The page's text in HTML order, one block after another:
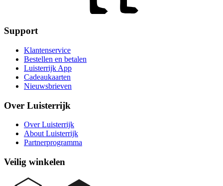
Support
Klantenservice
Bestellen en betalen
Luisterrijk App
Cadeaukaarten
Nieuwsbrieven
Over Luisterrijk
Over Luisterrijk
About Luisterrijk
Partnerprogramma
Veilig winkelen